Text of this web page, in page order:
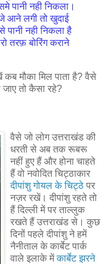
पानी नही निकला।
आने लगी तो खुदाई
नही निकला है
तरफ़ बोरिंग कराने
मौका मिल पाता है? वैसे
तो कैसा रहे?
वैसे जो लोग उत्तराखंड की
धरती से अब तक रूबरू
नहीं हुए हैं और होना चाहते
हैं वो नवोदित चिट्ठाकार
दीपांशु गोयल के चिट्ठे पर
नज़र रखें। दीपांशु रहते तो
हैं दिल्ली में पर ताल्लुक
रखते हैं उत्तराखंड से। कुछ
दिनों पहले दीपांशु ने हमें
नैनीताल के कार्बेट पार्क
वाले इलाके मेंकार्बेट झरने